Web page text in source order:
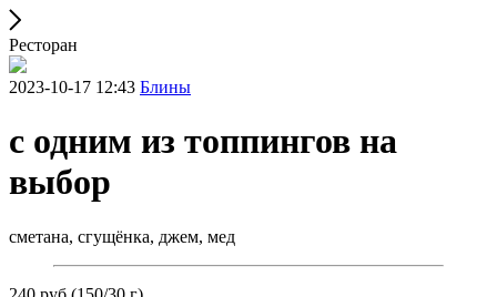
Ресторан
2023-10-17 12:43 Блины
с одним из топпингов на
выбор
сметана, сгущёнка, джем, мед